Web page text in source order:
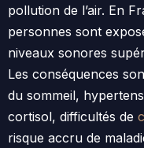
pollution de l’air. En
personnes sont
niveaux sonores
Les conséquences
du sommeil,
cortisol, difficultés de
risque accru de